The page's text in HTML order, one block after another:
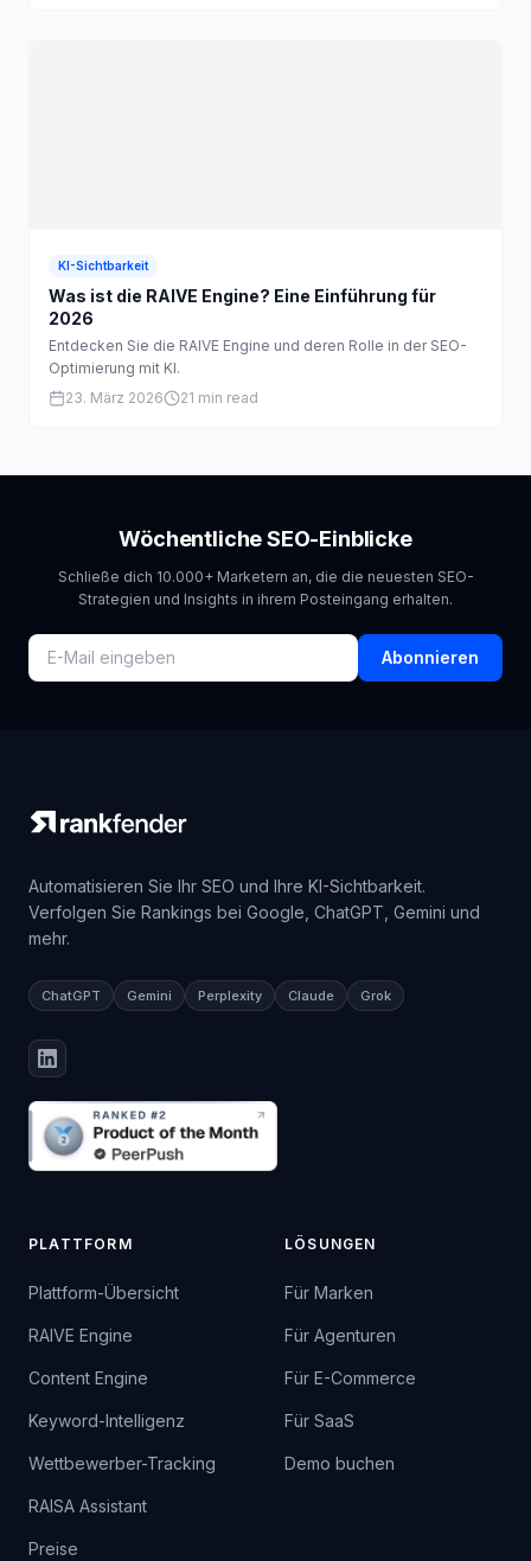
KI-Sichtbarkeit
Was ist die RAIVE Engine? Eine Einführung für
2026
Entdecken Sie die RAIVE Engine und deren Rolle in der SEO-
Optimierung mit KI.
23. März 2026
21 min read
Wöchentliche SEO-Einblicke
Schließe dich 10.000+ Marketern an, die die neuesten SEO-
Strategien und Insights in ihrem Posteingang erhalten.
Abonnieren
Automatisieren Sie Ihr SEO und Ihre KI-Sichtbarkeit.
Verfolgen Sie Rankings bei Google, ChatGPT, Gemini und
mehr.
ChatGPT Gemini Perplexity Claude Grok
PLATTFORM
Plattform-Übersicht
RAIVE Engine
Content Engine
Keyword-Intelligenz
Wettbewerber-Tracking
RAISA Assistant
Preise
LÖSUNGEN
Für Marken
Für Agenturen
Für E-Commerce
Für SaaS
Demo buchen